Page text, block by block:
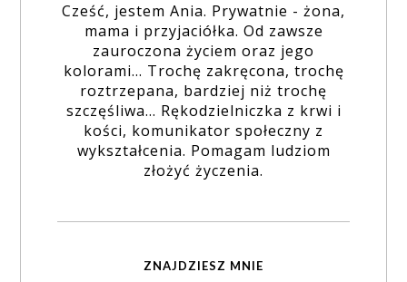
Cześć, jestem Ania. Prywatnie - żona,
mama i przyjaciółka. Od zawsze
zauroczona życiem oraz jego
kolorami... Trochę zakręcona, trochę
roztrzepana, bardziej niż trochę
szczęśliwa... Rękodzielniczka z krwi i
kości, komunikator społeczny z
wykształcenia. Pomagam ludziom
złożyć życzenia.
ZNAJDZIESZ MNIE